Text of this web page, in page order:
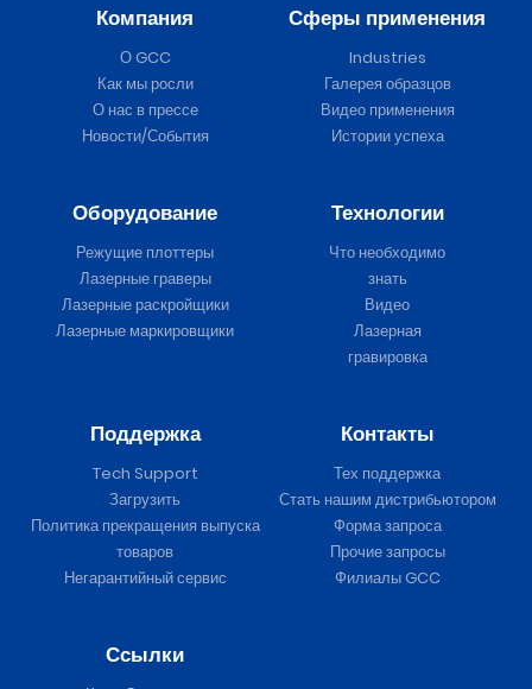
Компания
О GCC
Как мы росли
О нас в прессе
Новости/События
Сферы применения
Industries
Галерея образцов
Видео применения
Истории успеха
Оборудование
Режущие плоттеры
Лазерные граверы
Лазерные раскройщики
Лазерные маркировщики
Технологии
Что необходимо
знать
Видео
Лазерная
гравировка
Поддержка
Tech Support
Загрузить
Политика прекращения выпуска
товаров
Негарантийный сервис
Контакты
Тех поддержка
Стать нашим дистрибьютором
Форма запроса
Прочие запросы
Филиалы GCC
Ссылки